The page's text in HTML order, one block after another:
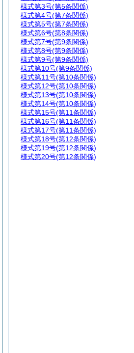
様式第3号(第5条関係)
様式第4号(第7条関係)
様式第5号(第7条関係)
様式第6号(第8条関係)
様式第7号(第9条関係)
様式第8号(第9条関係)
様式第9号(第9条関係)
様式第10号(第9条関係)
様式第11号(第10条関係)
様式第12号(第10条関係)
様式第13号(第10条関係)
様式第14号(第10条関係)
様式第15号(第11条関係)
様式第16号(第11条関係)
様式第17号(第11条関係)
様式第18号(第12条関係)
様式第19号(第12条関係)
様式第20号(第12条関係)